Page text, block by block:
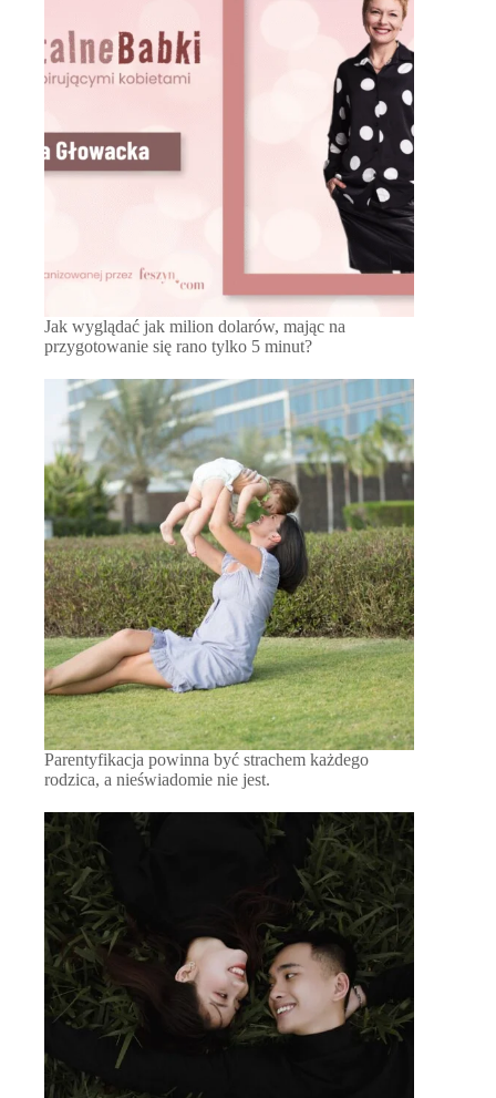
Jak wyglądać jak milion dolarów, mając na
przygotowanie się rano tylko 5 minut?
Parentyfikacja powinna być strachem każdego
rodzica, a nieświadomie nie jest.